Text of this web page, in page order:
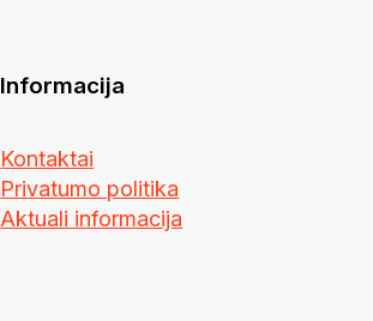
Informacija
Kontaktai
Privatumo politika
Aktuali informacija